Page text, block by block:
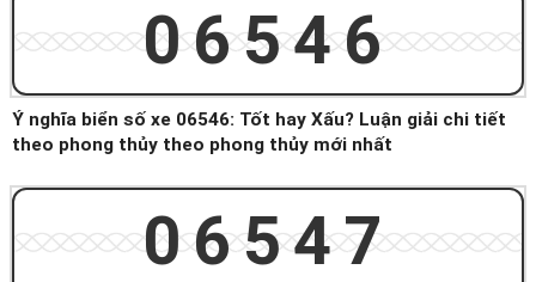
06546
Ý nghĩa biển số xe 06546: Tốt hay Xấu? Luận giải chi tiết
theo phong thủy theo phong thủy mới nhất
06547